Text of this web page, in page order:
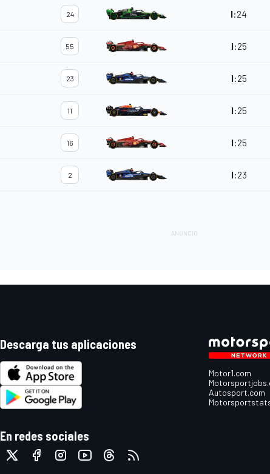
24 I:24
55 I:25
23 I:25
11 I:25
16 I:25
2 I:23
Descarga tus aplicaciones
En redes sociales
Motor1.com
Autosport.com